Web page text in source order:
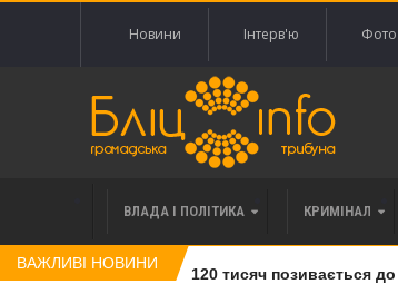
Новини Інтерв'ю Фото
ВЛАДА І ПОЛІТИКА КРИМІНАЛ
ВАЖЛИВІ НОВИНИ
права вимоги за 120 тисяч позивається до